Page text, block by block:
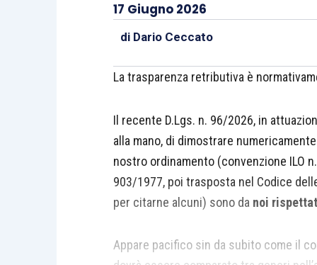
17 Giugno 2026
di Dario Ceccato
La trasparenza retributiva è
Il recente D.Lgs. n. 96/2026, in
alla mano, di dimostrare
nostro ordinamento (convenzione ILO
903/1977, poi trasposta nel Codice
per citarne alcuni) sono da noi
Appare pacifico sin da subito come il